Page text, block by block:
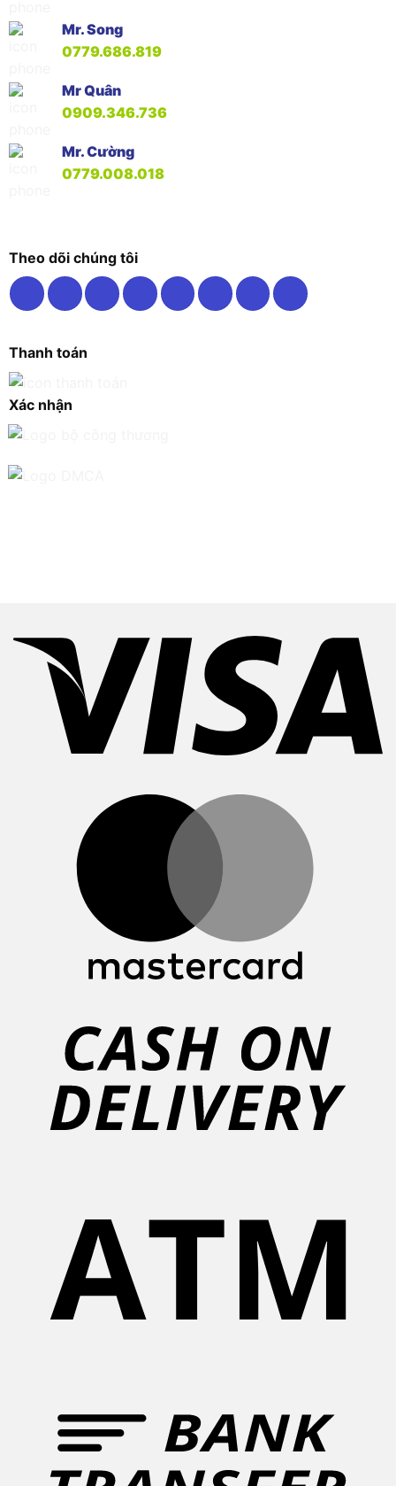
Mr. Song
0779.686.819
Mr Quân
0909.346.736
Mr. Cường
0779.008.018
Theo dõi chúng tôi
Thanh toán
Xác nhận